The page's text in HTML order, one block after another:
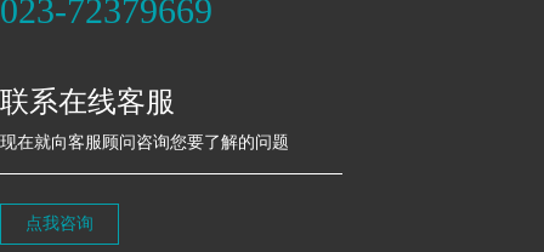
点我咨询
现在就向客服顾问咨询您要了解的问题
联系在线客服
023-72379669